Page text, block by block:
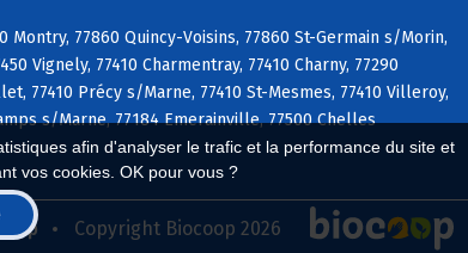
afin d'analyser le trafic et la performance du site et
vos cookies. OK pour vous ?
Montry, 77860 Quincy-Voisins, 77860 St-Germain s/Morin,
Vignely, 77410 Charmentray, 77410 Charny, 77290
77410 Précy s/Marne, 77410 St-Mesmes, 77410 Villeroy,
s/Marne, 77184 Emerainville, 77500 Chelles
Copyright Biocoop 2026